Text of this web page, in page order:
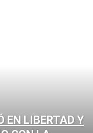
EN LIBERTAD Y